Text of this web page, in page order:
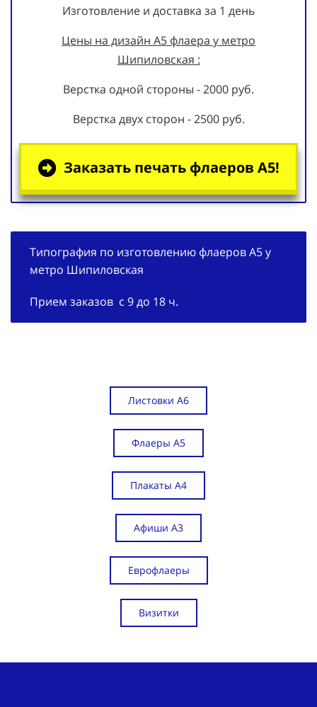
Изготовление и доставка за 1 день
Цены на дизайн А5 флаера у метро
Шипиловская :
Верстка одной стороны - 2000 руб.
Верстка двух сторон - 2500 руб.
Заказать печать флаеров А5!
Типография по изготовлению флаеров А5 у
метро Шипиловская
Прием заказов с 9 до 18 ч.
Листовки А6
Флаеры А5
Плакаты А4
Афиши А3
Еврофлаеры
Визитки